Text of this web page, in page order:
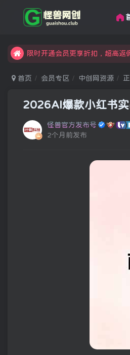
汇集各领域的创新者、创业者和
限时开通会员更享折扣，超高返
首页 会员专区 中创网资源
2026AI爆款小红书
怪兽官方发布号
2个月前发布